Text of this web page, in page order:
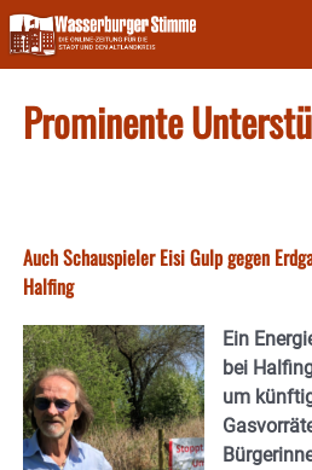
Skip
to
content
Prominente
Auch Schauspieler Eisi Gulp gegen
Halfing
Ein
bei
um